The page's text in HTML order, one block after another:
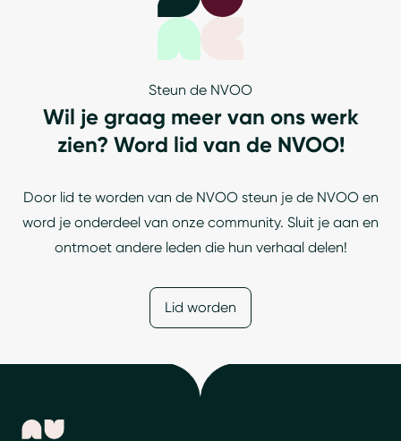
Steun de NVOO
Wil je graag meer van ons werk
zien? Word lid van de NVOO!
Door lid te worden van de NVOO steun je de NVOO en
word je onderdeel van onze community. Sluit je aan en
ontmoet andere leden die hun verhaal delen!
Lid worden